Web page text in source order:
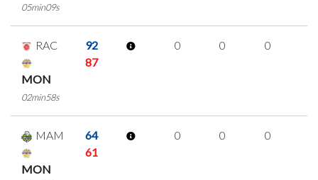
05min09s
RAC 92
MON
87
02min58s
0 0 0
MAM 64
MON
61
0 0 0